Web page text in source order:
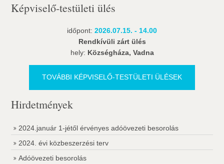
Képviselő-testületi ülés
időpont: 2026.07.15. - 14.00
Rendkívüli zárt ülés
hely: Községháza, Vadna
TOVÁBBI KÉPVISELŐ-TESTÜLETI ÜLÉSEK
Hirdetmények
2024.január 1-jétől érvényes adóövezeti besorolás
2024. évi közbeszerzési terv
Adóövezeti besorolás